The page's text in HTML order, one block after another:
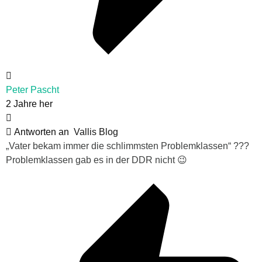
Peter Pascht
2 Jahre her
Antworten an Vallis Blog
„Vater bekam immer die schlimmsten Problemklassen“ ???
Problemklassen gab es in der DDR nicht 😉